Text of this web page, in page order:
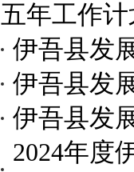
五年工作
伊吾县发
伊吾县发
伊吾县发
2024年度